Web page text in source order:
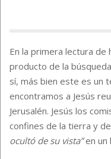
En la primera lectura de
producto de la
sí, más bien este es un
encontramos a Jesús
Jerusalén. Jesús los
confines de la tierra y
ocultó de su vista”en un